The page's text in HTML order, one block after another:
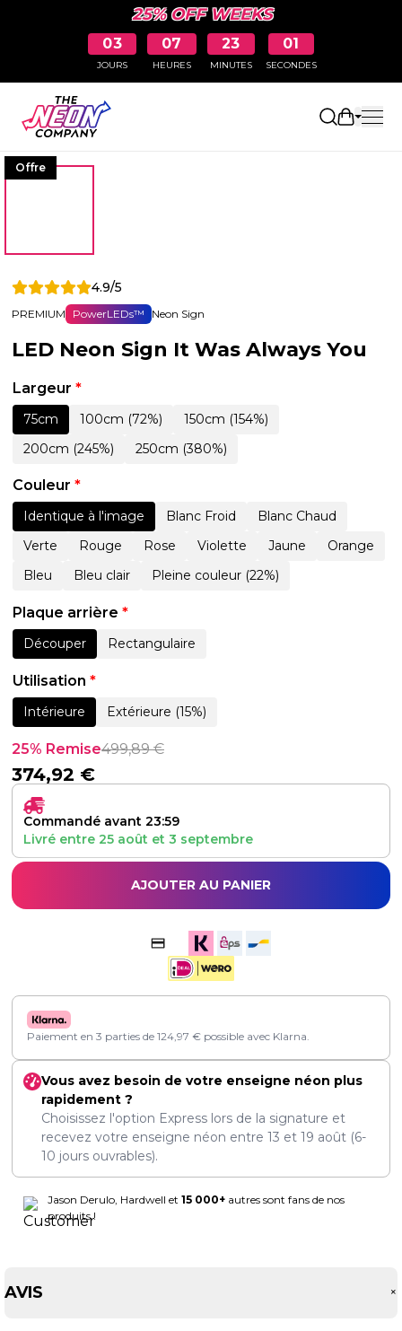
25% OFF WEEKS
03
JOURS
07
HEURES
23
MINUTES
00
SECONDES
Ouvrir
Offre
4.9/5
PREMIUM PowerLEDs™ Neon Sign
LED Neon Sign It Was Always You
Largeur *
75cm 100cm (72%)
150cm (154%)
200cm (245%)
250cm (380%)
Couleur *
Identique à l'image Blanc Froid
Blanc Chaud
Verte
Rouge Rose Violette Jaune
Orange
Bleu
Bleu clair Pleine couleur (22%)
Plaque arrière *
Découper Rectangulaire
Utilisation *
Intérieure Extérieure (15%)
25% Remise499,89€
374,92 €
Commandé avant 23:59
Livré entre 25 août et 3 septembre
AJOUTER AU PANIER
Paiement en 3 parties de 124,97 € possible avec Klarna.
Vous avez besoin de votre enseigne néon plus
rapidement ?
Choisissez l'option Express lors de la signature et
recevez votre enseigne néon entre 13 et 19 août (6-
10 jours ouvrables).
Jason Derulo, Hardwell et 15 000+ autres sont fans de nos
produits !
AVIS +